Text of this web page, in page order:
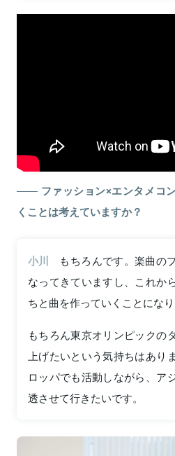
ファッション×エンタメコ
くことは考えていますか？
小川
もちろんです。楽曲の
なってきていますし、これか
ちと曲を作っていくことになり
もちろん東京オリンピックの
上げたいという気持ちはあり
ロッパでも活動しながら、ア
透させて行きたいです。